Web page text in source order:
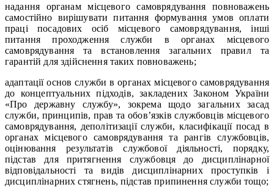
надання органам місцевого самоврядування повноважень
самостійно вирішувати питання формування умов оплати
праці посадових осіб місцевого самоврядування, інші
питання проходження служби в органах місцевого
самоврядування та встановлення загальних правил та
гарантій для здійснення таких повноважень;
адаптації основ служби в органах місцевого самоврядування
до концептуальних підходів, закладених Законом України
«Про державну службу», зокрема щодо загальних засад
служби, принципів, прав та обов’язків службовців місцевого
самоврядування, деполітизації служби, класифікації посад в
органах місцевого самоврядування та рангів службовців,
оцінювання результатів службової діяльності, порядку,
підстав для притягнення службовця до дисциплінарної
відповідальності та видів дисциплінарних проступків і
дисциплінарних стягнень, підстав припинення служби тощо;